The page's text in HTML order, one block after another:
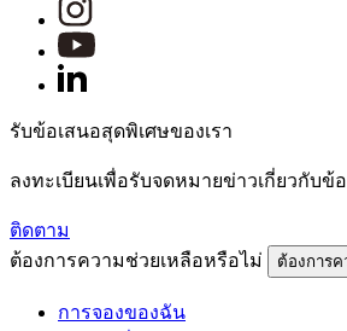
รับข้อเสนอสุดพิเศษของเรา
ลงทะเบียนเพื่อรับจดหมายข่าวเกี่ยวกับข้
ติดตาม
ต้องการความช่วยเหลือหรือไม่
ต้องการ
การจองของฉัน